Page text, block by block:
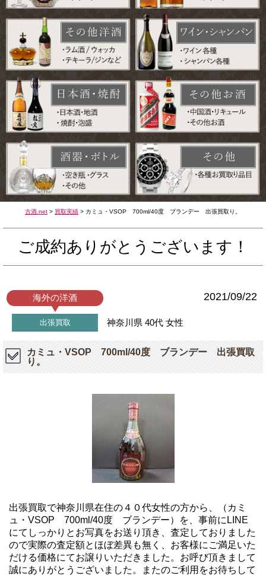
古酒.net > 買取実績 > カミュ・VSOP 700ml/40度 ブランデー 出張買取り。
ご成約ありがとうございます！
海外の洋酒 2021/09/22
出張買取 神奈川県 40代 女性
カミュ・VSOP 700ml/40度 ブランデー 出張買取
り。
出張買取で神奈川県在住の４０代女性の方から、（カミ
ュ・VSOP 700ml/40度 ブランデー）を、事前にLINE
にてしっかりとお写真をお送り頂き、査定しておりました
ので実際の査定額とほぼ差異も無く、お客様にご満足いた
だける価格にてお譲りいただきました。お呼び頂きまして
誠にありがとうございました。またのご利用をお待ちして